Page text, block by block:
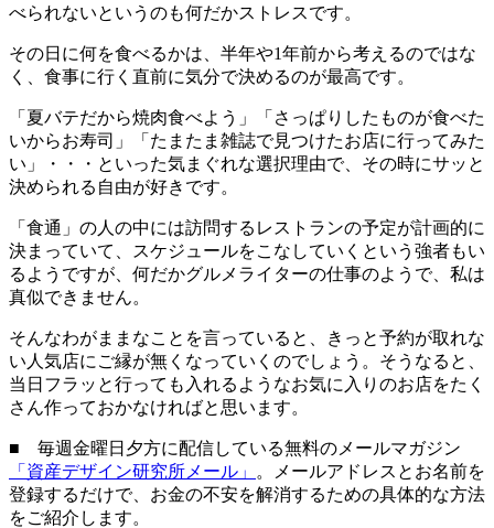
べられないというのも何だかストレスです。
その日に何を食べるかは、半年や1年前から考えるのではな
く、食事に行く直前に気分で決めるのが最高です。
「夏バテだから焼肉食べよう」「さっぱりしたものが食べた
いからお寿司」「たまたま雑誌で見つけたお店に行ってみた
い」・・・といった気まぐれな選択理由で、その時にサッと
決められる自由が好きです。
「食通」の人の中には訪問するレストランの予定が計画的に
決まっていて、スケジュールをこなしていくという強者もい
るようですが、何だかグルメライターの仕事のようで、私は
真似できません。
そんなわがままなことを言っていると、きっと予約が取れな
い人気店にご縁が無くなっていくのでしょう。そうなると、
当日フラッと行っても入れるようなお気に入りのお店をたく
さん作っておかなければと思います。
■ 毎週金曜日夕方に配信している無料のメールマガジン
「資産デザイン研究所メール」
。メールアドレスとお名前を
登録するだけで、お金の不安を解消するための具体的な方法
をご紹介します。